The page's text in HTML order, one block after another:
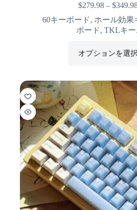
$279.98 –$
60キーボード, ホール効果
ボード,TKLキー
オプションを選択